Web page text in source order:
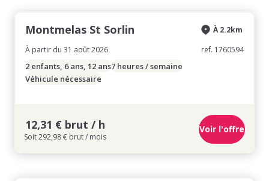
Montmelas St Sorlin
À partir du 31 août 2026
À 2.2km
ref. 1760594
2 enfants, 6 ans, 12 ans7 heures / semaine
Véhicule nécessaire
12,31 € brut / h
Soit 292,98 € brut / mois
Voir l'offre